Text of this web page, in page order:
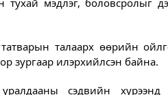
талаарх өөрийн
зургаар илэрхийлсэн байна.
сэдвийн хүрээнд